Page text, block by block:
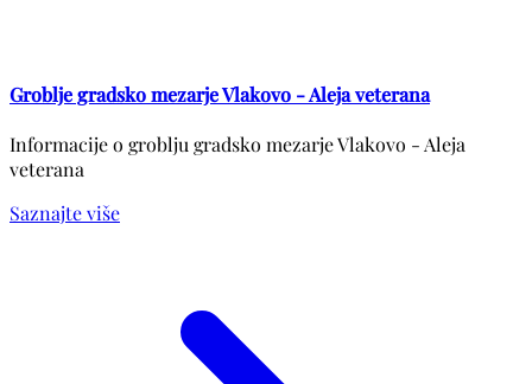
Groblje gradsko mezarje Vlakovo - Aleja veterana
Informacije o groblju gradsko mezarje Vlakovo - Aleja
veterana
Saznajte više